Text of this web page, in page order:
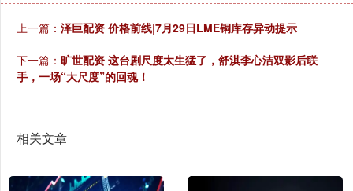
上一篇： 泽巨配资 价格前线|7月29日LME铜库存异动提示
下一篇： 旷世配资 这台剧尺度太生猛了，舒淇李心洁双影后联
手，一场“大尺度”的回魂！
相关文章